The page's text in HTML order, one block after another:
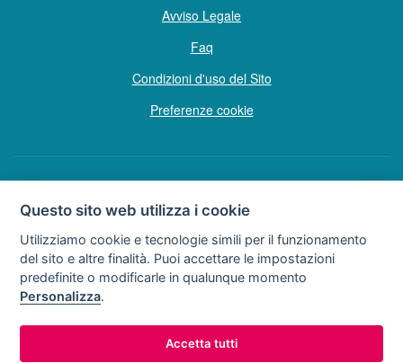
Avviso Legale
Faq
Condizioni d'uso del Sito
Preferenze cookie
Copyright © Tutti i diritti sono riservati
Soggetto sottoposto a direzione e coordinamento della F.lli Dionisi S.r.L.
unipersonale
via A. Costa n° 2 - 63822 P. S. Giorgio (FM)
R.E.A. FM-200734
Questo sito web utilizza i cookie
Utilizziamo cookie e tecnologie simili per il funzionamento
del sito e altre finalità. Puoi accettare le impostazioni
predefinite o modificarle in qualunque momento
Personalizza.
Accetta tutti